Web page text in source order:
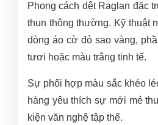
Phong cách dệt Raglan đặc
thun thông thường. Kỹ thuật
dòng áo cờ đỏ sao vàng,
tươi hoặc màu trắng tinh tế.
Sự phối hợp màu sắc khéo
hàng yêu thích sự mới mẻ
kiện văn nghệ tập thể.